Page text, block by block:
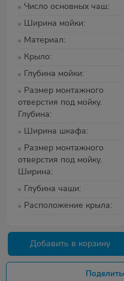
Число основных чаш
Ширина мойки
Материал
Крыло
Глубина мойки
Размер монтажного
отверстия под мойку.
Глубина
Ширина шкафа
Размер монтажного
отверстия под мойку.
Ширина
Глубина чаши
Расположение крыла
Добавить в корзину